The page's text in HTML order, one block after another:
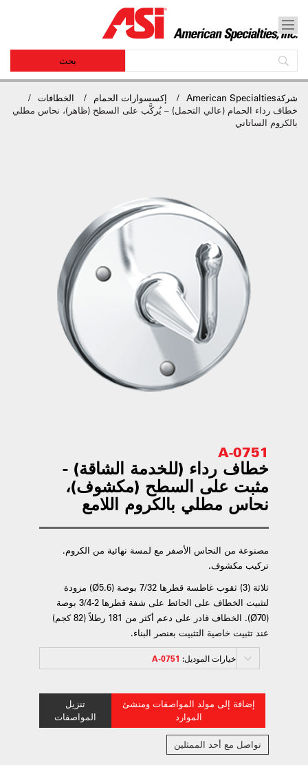
شركةAmerican Specialties إكسسوارات الحمام
الخطافات
خطاف رداء الحمام (عالي التحمل) – يُركَّب على السطح (ظاهر)، نحاس مطلي
بالكروم الساتاني
0751-A
خطاف رداء (للخدمة الشاقة) -
مثبت على السطح (مكشوف)،
نحاس مطلي بالكروم اللامع
مصنوعة من النحاس الأصفر مع لمسة نهائية من الكروم.
تركيب مكشوف.
ثلاثة (3) ثقوب غاطسة قطرها 7/32 بوصة (Ø5.6) مزودة
لتثبيت الخطاف على الحائط على شفة قطرها 2-3/4 بوصة
(Ø70). الخطاف قادر على دعم أكثر من 181 رطلاً (82 كجم)
عند تثبيت خاصية التثبيت بعنصر البناء.
خيارات الموديل: 0751-A
إضافة إلى مولد المواصفات ومنشئ
الموارد
تنزيل
المواصفات
تواصل مع أحد الممثلين